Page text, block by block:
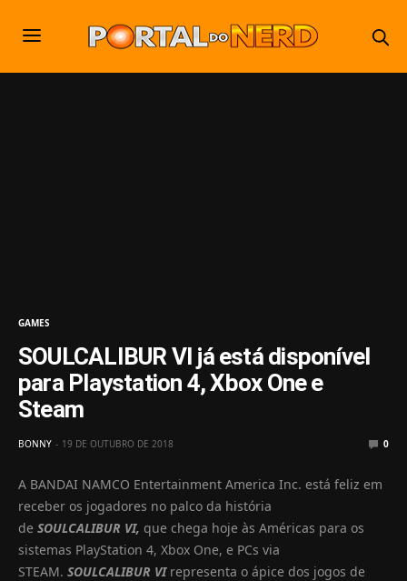
GAMES
SOULCALIBUR VI já está disponível
para Playstation 4, Xbox One e
Steam
BONNY 19 DE OUTUBRO DE 2018 0
A BANDAI NAMCO Entertainment America Inc. está feliz em
receber os jogadores no palco da história
deSOULCALIBUR VI, que chega hoje às Américas para os
sistemas PlayStation 4, Xbox One, e PCs via
STEAM.SOULCALIBUR VI representa o ápice dos jogos de